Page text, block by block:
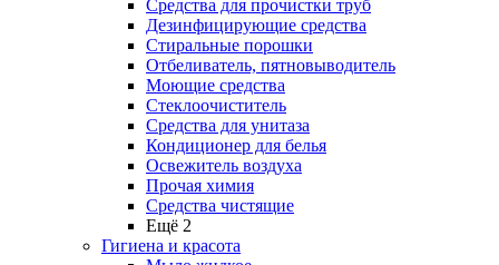
Средства для прочистки труб
Дезинфицирующие средства
Стиральные порошки
Отбеливатель, пятновыводитель
Моющие средства
Стеклоочиститель
Средства для унитаза
Кондиционер для белья
Освежитель воздуха
Прочая химия
Средства чистящие
Ещё 2
Гигиена и красота